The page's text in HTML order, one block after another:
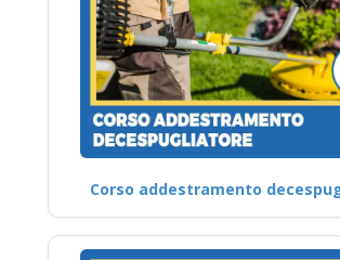
Corso addestramento